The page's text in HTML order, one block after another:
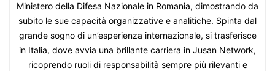
Ministero della Difesa Nazionale in Romania, dimostrando da
subito le sue capacità organizzative e analitiche. Spinta dal
grande sogno di un’esperienza internazionale, si trasferisce
in Italia, dove avvia una brillante carriera in Jusan Network,
ricoprendo ruoli di responsabilità sempre più rilevanti e